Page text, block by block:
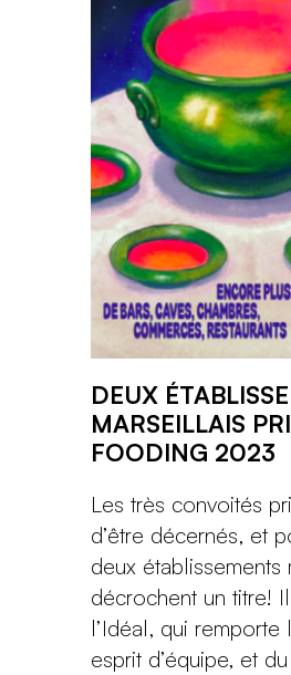
DEUX
MARSEILLAIS
FOODING 2023
Les très convoités
d’être décernés, et
deux établissements
décrochent un titre!
l’Idéal, qui
esprit d’équipe, et